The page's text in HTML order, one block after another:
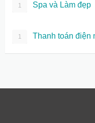
1 Spa và Làm đẹp
1 Thanh toán điện